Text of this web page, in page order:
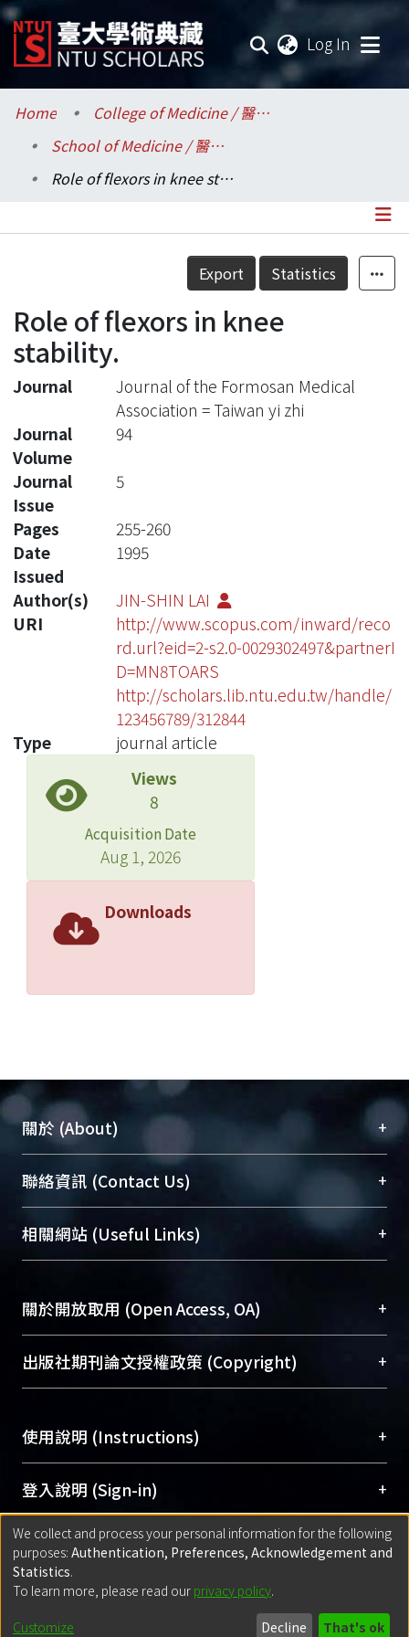
Log In
Communities & Collections
Research Outputs
Statistics
Home
College of Medicine / 醫學院
School of Medicine / 醫學系
Role of flexors in knee stability.
Details
Export Statistics
Role of flexors in knee
stability.
Journal
Journal of the Formosan Medical
Association = Taiwan yi zhi
Journal
Volume
94
Journal
Issue
5
Pages
255-260
Date
Issued
1995
Author(s)
JIN-SHIN LAI
URI
http://www.scopus.com/inward/reco
rd.url?eid=2-s2.0-0029302497&partnerI
D=MN8TOARS
http://scholars.lib.ntu.edu.tw/handle/
123456789/312844
Type
journal article
Views
8
Acquisition Date
Aug 1, 2026
Downloads
關於 (About) +
臺大位居世界頂尖大學之列，為永久珍藏及向國際
展現本校豐碩的研究成果及學術能量，圖書館整合
機構典藏（NTUR）與學術庫（AH）不同功能平
台，成為臺大學術典藏NTU scholars。期能整合研
成果。
To permanently archive and promote researcher
profiles and scholarly works, Library integrates the
services of “NTU Repository” with “Academic
聯絡資訊 (Contact Us) +
總館學科館員(Main Library)
醫學圖書館學科館員(Medical Library)
Sciences Library)
相關網站 (Useful Links) +
關於開放取用 (Open Access, OA) +
開放取用是從使用者角度提升資訊取用性的社會運
動，應用在學術研究上是透過將研究著作公開供使
用逐年攀升。同時可加速研究發展、提升研究影響
Archive）平台。 （點選深入了解OA）
出版社期刊論文授權政策 (Copyright) +
含部分內容的版權非匯入者所有，或由第三方贊
助與合作完成，請確認該版權所有者及第三方同
意提供此授權。
Please represent that the submission is your
original work, and that you have the right to
grant the rights to upload.
若欲上傳已出版的全文電子檔，可使用
policy finder
網站查詢，以確認出版單位之版權
使用說明 (Instructions) +
網站簡介(Quickstart Guide)
使用手冊(Instruction Manual)
線上預約服務(Booking Service)
登入說明 (Sign-in) +
方案一：臺灣大學計算機中心帳號登入
(With C&INC Email Account)
方案二：ORCID帳號登入(With ORCID)
匯入著作 (Submission) +
方案一：定期更新ORCID者，以ID匯入
for identifier (ORCID))
Built withDSpace-CRIS software
- Extension maintained and optimized
We collect and process your personal information for the following
purposes: Authentication, Preferences, Acknowledgement and
Statistics.
To learn more, please read our privacy policy.
Customize Decline That's ok